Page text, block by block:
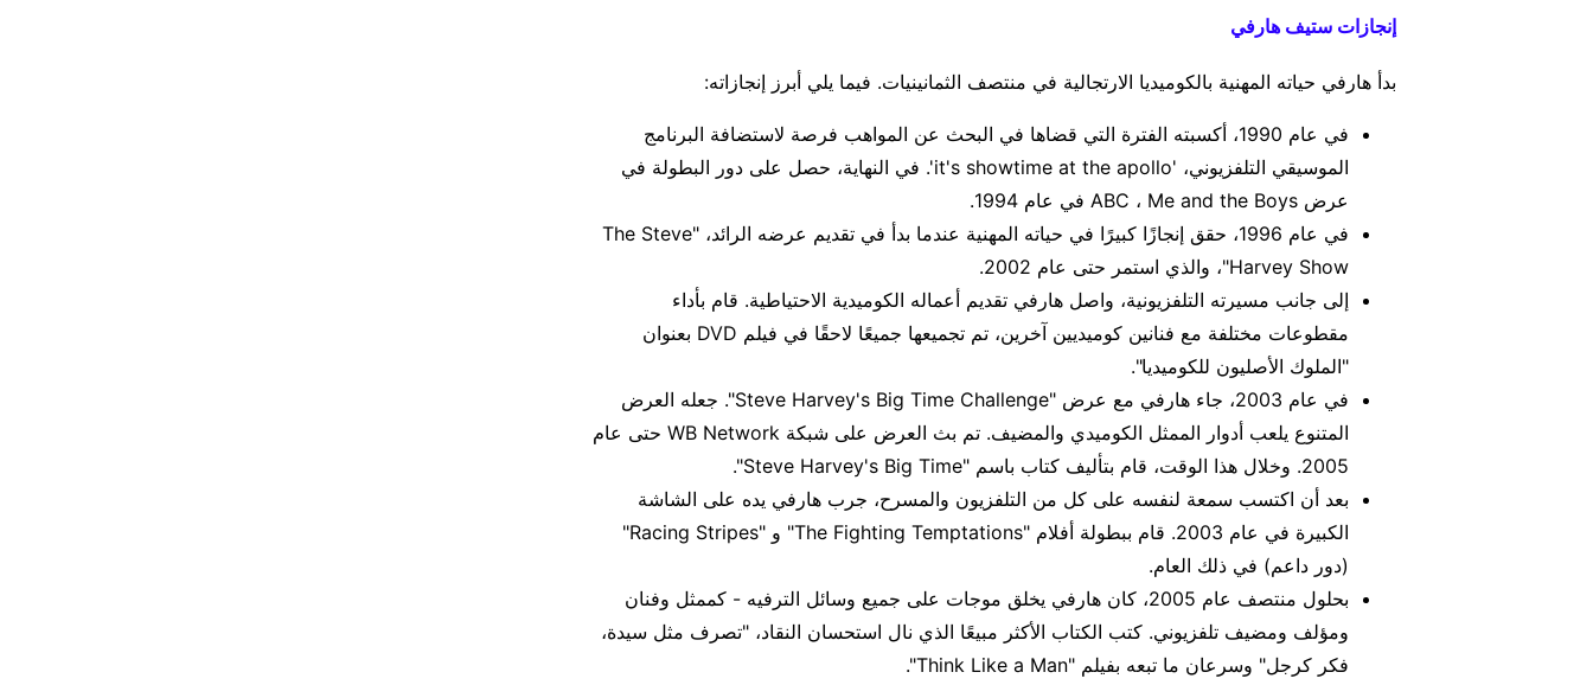
إنجازات ستيف هارفي
بدأ هارفي حياته المهنية بالكوميديا الارتجالية في منتصف الثمانينيات. فيما يلي أبرز إنجازاته:
في عام 1990، أكسبته الفترة التي قضاها في البحث عن المواهب فرصة لاستضافة البرنامج
الموسيقي التلفزيوني، 'it's showtime at the apollo'. في النهاية، حصل على دور البطولة في
عرض ABC ، Me and the Boys في عام 1994.
في عام 1996، حقق إنجازًا كبيرًا في حياته المهنية عندما بدأ في تقديم عرضه الرائد، "The Steve
Harvey Show"، والذي استمر حتى عام 2002.
إلى جانب مسيرته التلفزيونية، واصل هارفي تقديم أعماله الكوميدية الاحتياطية. قام بأداء
مقطوعات مختلفة مع فنانين كوميديين آخرين، تم تجميعها جميعًا لاحقًا في فيلم DVD بعنوان
"الملوك الأصليون للكوميديا".
في عام 2003، جاء هارفي مع عرض "Steve Harvey's Big Time Challenge". جعله العرض
المتنوع يلعب أدوار الممثل الكوميدي والمضيف. تم بث العرض على شبكة WB Network حتى عام
2005. وخلال هذا الوقت، قام بتأليف كتاب باسم "Steve Harvey's Big Time".
بعد أن اكتسب سمعة لنفسه على كل من التلفزيون والمسرح، جرب هارفي يده على الشاشة
الكبيرة في عام 2003. قام ببطولة أفلام "The Fighting Temptations" و "Racing Stripes"
(دور داعم) في ذلك العام.
بحلول منتصف عام 2005، كان هارفي يخلق موجات على جميع وسائل الترفيه - كممثل وفنان
ومؤلف ومضيف تلفزيوني. كتب الكتاب الأكثر مبيعًا الذي نال استحسان النقاد، "تصرف مثل سيدة،
فكر كرجل" وسرعان ما تبعه بفيلم "Think Like a Man".